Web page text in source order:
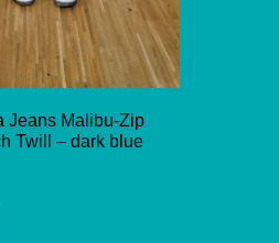
Jeans Malibu-Zip
Twill – dark blue